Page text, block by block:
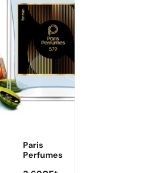
Paris
Perfumes